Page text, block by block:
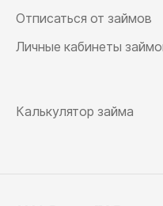
Отписаться от займов
Личные кабинеты
Калькулятор займа